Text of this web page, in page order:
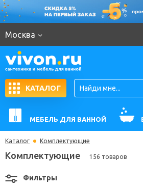
Москва
КАТАЛОГ
МЕБЕЛЬ ДЛЯ ВАННОЙ
Каталог Комплектующие
Комплектующие 156 товаров
Фильтры